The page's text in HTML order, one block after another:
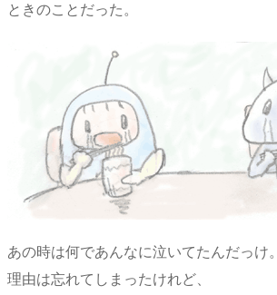
ときのことだった。
あの時は何であんなに泣いてたんだっけ。
理由は忘れてしまったけれど、